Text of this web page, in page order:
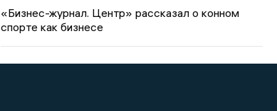
«Бизнес-журнал. Центр» рассказал о конном
спорте как бизнесе